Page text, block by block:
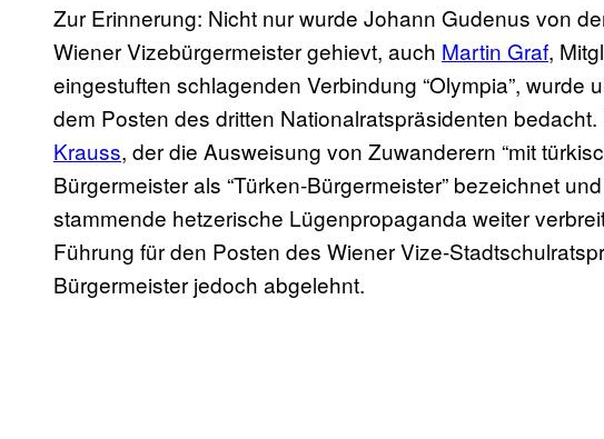
Zur Erinnerung: Nicht nur wurde Johann Gudenus von
Wiener Vizebürgermeister gehievt, auch Martin Graf,
eingestuften schlagenden Verbindung “Olympia”, wurde
dem Posten des dritten Nationalratspräsidenten
Krauss, der die Ausweisung von Zuwanderern “mit
Bürgermeister als “Türken-Bürgermeister” bezeichnet
stammende hetzerische Lügenpropaganda weiter
Führung für den Posten des Wiener Vize-
Bürgermeister jedoch abgelehnt.